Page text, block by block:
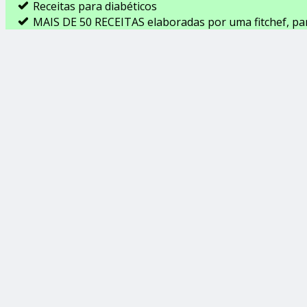
Receitas para diabéticos
MAIS DE 50 RECEITAS elaboradas por uma fitchef,